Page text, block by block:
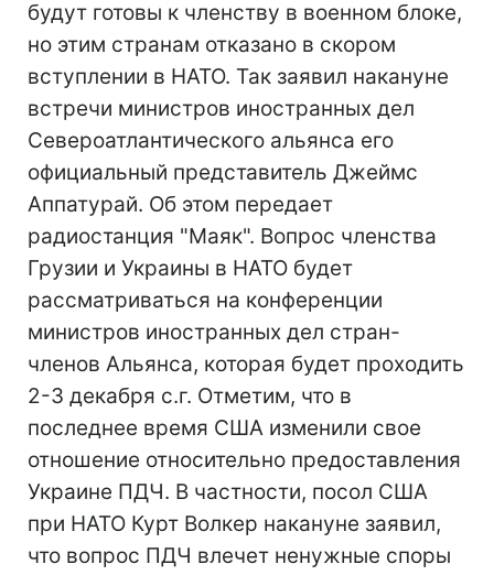
будут готовы к членству в военном блоке,
но этим странам отказано в скором
вступлении в НАТО. Так заявил накануне
встречи министров иностранных дел
Североатлантического альянса его
официальный представитель Джеймс
Аппатурай. Об этом передает
радиостанция "Маяк". Вопрос членства
Грузии и Украины в НАТО будет
рассматриваться на конференции
министров иностранных дел стран-
членов Альянса, которая будет проходить
2-3 декабря с.г. Отметим, что в
последнее время США изменили свое
отношение относительно предоставления
Украине ПДЧ. В частности, посол США
при НАТО Курт Волкер накануне заявил,
что вопрос ПДЧ влечет ненужные споры